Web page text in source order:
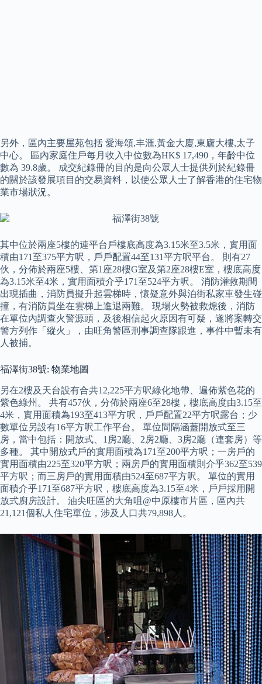
另外，區內主要屋苑包括 愛海頌,丰滙,黃金大廈,東廬大樓,太子
中心。 區內家庭住戶每月收入中位數為HK$ 17,490，年齡中位
數為 39.8歲。 成交紀錄冊的目的是向公眾人士提供列於紀錄冊
的關於該發展項目的交易資料，以使公眾人士了解香港的住宅物
業市場狀況。
其中位於兩座5樓的連平台戶樓底高度為3.15米至3.5米，實用面
積由171至375平方呎，戶戶配置44至131平方呎平台。 則有27
伙，分佈於兩座5樓、第1座28樓G室及第2座28樓E室，樓底高度
為3.15米至4米，實用面積介乎171至524平方呎。 消防灌救期間
出現插曲，消防員擬升起雲梯時，懷疑意外與泊街私家車發生碰
撞，有消防員坐在雲梯上進退兩難。 現場火勢被救熄後，消防
在單位內調查火警源頭，及後相信起火原因有可疑，遂將案轉交
警方列作「縱火」，由旺角警區刑事調查隊跟進，事件中暫未有
人被捕。
福澤街38號: 物業地圖
另在2樓及天台設有合共12,225平方呎綠化地帶、遍佈紫色花的
紫色綠州。 共有457伙，分佈於兩座6至28樓，樓底高度由3.15至
4米，實用面積為193至413平方呎，戶戶配置22平方呎露台；少
數單位另設有16平方呎工作平台。 單位間隔涵蓋開放式至三
房，當中包括：開放式、1房2廳、2房2廳、3房2廳（連套房）等
多種。 其中開放式戶的實用面積為171至200平方呎；一房戶的
實用面積由225至320平方呎；兩房戶的實用面積則介乎362至539
平方呎；而三房戶的實用面積由524至687平方呎。 單位的實用
面積介乎171至687平方呎，樓底高度為3.15至4米，戶戶採用開
放式廚房設計。 油尖旺區的大角咀@中原樓市片區，區內共
21,121個私人住宅單位，涉及人口共79,898人。